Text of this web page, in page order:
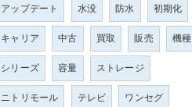
アップデート
水没 防水
初期化
キャリア
中古 買取 販売
機種
シリーズ
容量
ストレージ
ニトリモール
テレビ
ワンセグ